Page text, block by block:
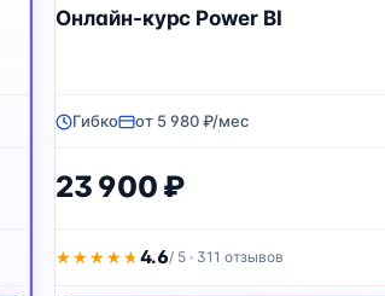
Онлайн-курс Power BI
Гибко от 5 980 ₽/мес
23 900 ₽
★★★★★
★★★★★4.6/ 5 · 311 отзывов